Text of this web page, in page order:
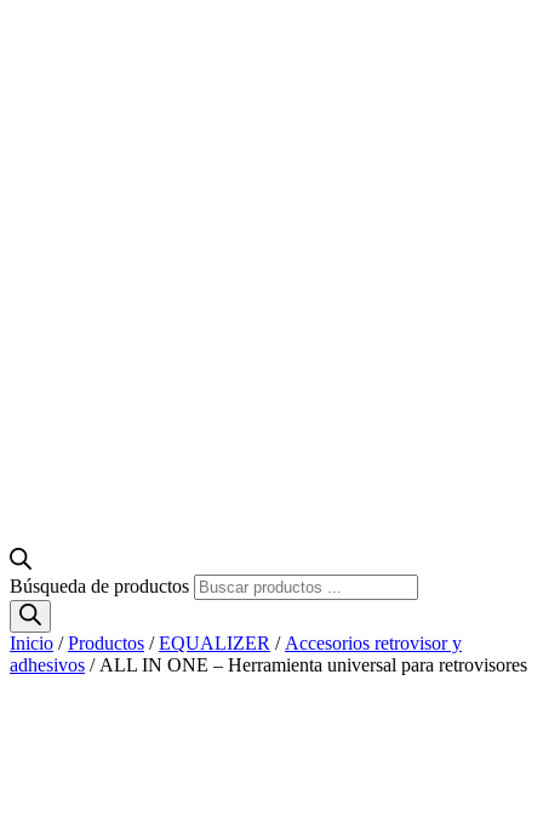
Búsqueda de productos
Inicio /Productos /EQUALIZER / Accesorios retrovisor y
adhesivos / ALL IN ONE – Herramienta universal para retrovisores